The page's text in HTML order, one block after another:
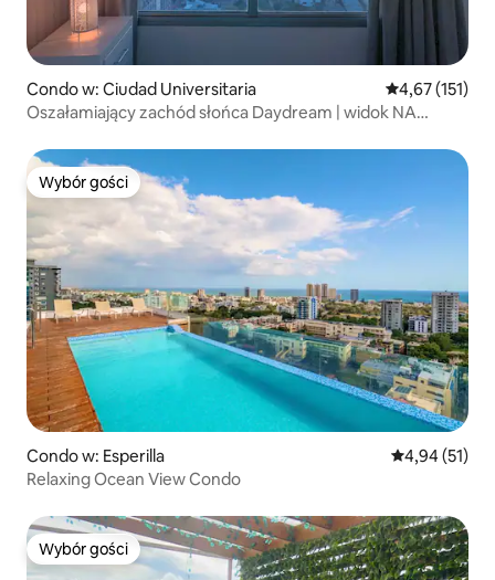
Condo w: Ciudad Universitaria Średnia
4,67 (151)
Oszałamiający zachód słońca Daydream | widok NA
Wybór gości
Wybór gości
Condo w: Esperilla Średnia
4,94 (51)
Relaxing Ocean View Condo
Wybór gości
Wybór gości